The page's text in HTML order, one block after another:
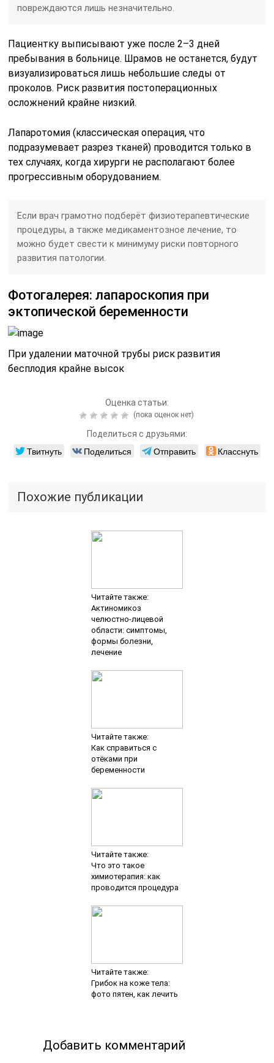
повреждаются лишь незначительно.
Пациентку выписывают уже после 2–3 дней
пребывания в больнице. Шрамов не останется, будут
визуализироваться лишь небольшие следы от
проколов. Риск развития постоперационных
осложнений крайне низкий.
Лапаротомия (классическая операция, что
подразумевает разрез тканей) проводится только в
тех случаях, когда хирурги не располагают более
прогрессивным оборудованием.
Если врач грамотно подберёт физиотерапевтические
процедуры, а также медикаментозное лечение, то
можно будет свести к минимуму риски повторного
развития патологии.
Фотогалерея: лапароскопия при
эктопической беременности
При удалении маточной трубы риск развития
бесплодия крайне высок
Оценка статьи:
(пока оценок нет)
Поделиться с друзьями:
Твитнуть Поделиться Отправить Класснуть
Похожие публикации
Читайте также:
Актиномикоз
челюстно-лицевой
области: симптомы,
формы болезни,
лечение
Читайте также:
Как справиться с
отёками при
беременности
Читайте также:
Что это такое
химиотерапия: как
проводится процедура
Читайте также:
Грибок на коже тела:
фото пятен, как лечить
Добавить комментарий